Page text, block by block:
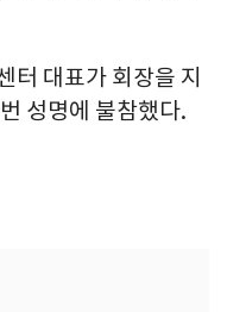
터 대표가 회장을 지
성명에 불참했다.